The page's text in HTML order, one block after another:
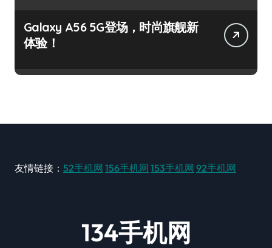
Galaxy A56 5G登场，时尚旗舰新
体验！
友情链接： 52手机网 156手机网 153手机网 92手机网
134手机网